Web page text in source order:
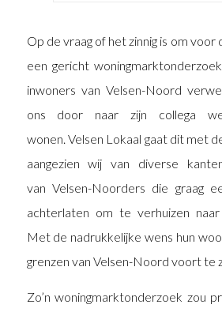
Op de vraag of het zinnig is om
een gericht
inwoners van Velsen-Noord
ons door naar zijn collega
wonen. Velsen Lokaal gaat dit met
aangezien wij van diverse
van Velsen-Noorders die graag
achterlaten om te verhuizen
Met de nadrukkelijke wens hun
grenzen van Velsen-Noord voort te
Zo’n woningmarktonderzoek zou